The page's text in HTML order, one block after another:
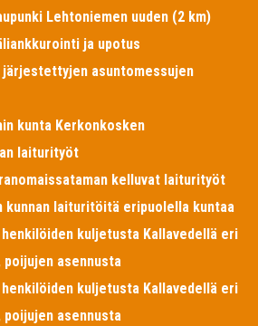
Lehtoniemen uuden (2 km)
ja upotus
järjestettyjen asuntomessujen
kunta Kerkonkosken
laiturityöt
kelluvat laiturityöt
kunnan laituritöitä eripuolella kuntaa
henkilöiden kuljetusta Kallavedellä eri
asennusta
henkilöiden kuljetusta Kallavedellä eri
asennusta